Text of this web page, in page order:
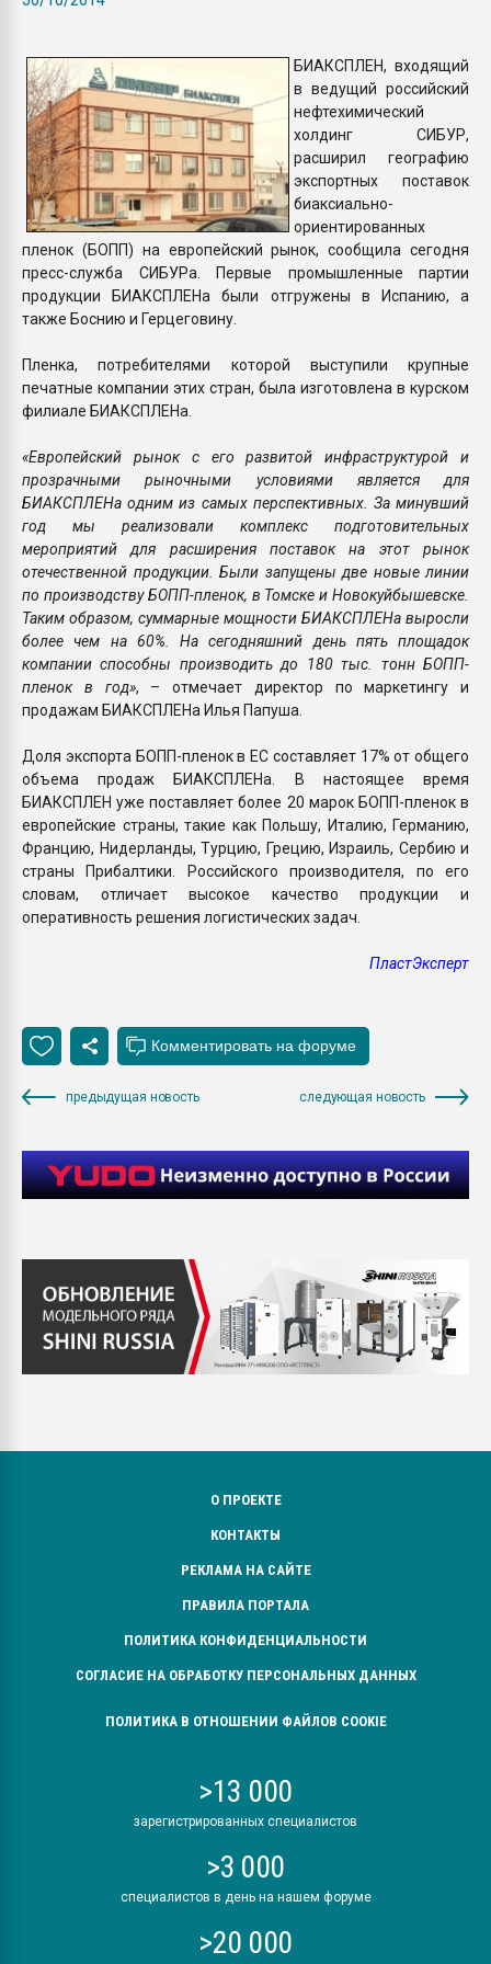
ПЕРЕЙТИ НА
БИАКСПЛЕН, входящий
в ведущий российский
нефтехимический
холдинг СИБУР,
расширил географию
экспортных поставок
биаксиально-
ориентированных
пленок (БОПП) на европейский рынок, сообщила сегодня
пресс-служба СИБУРа. Первые промышленные партии
продукции БИАКСПЛЕНа были отгружены в Испанию, а
также Боснию и Герцеговину.
Пленка, потребителями которой выступили крупные
печатные компании этих стран, была изготовлена в курском
филиале БИАКСПЛЕНа.
«Европейский рынок с его развитой инфраструктурой и
прозрачными рыночными условиями является для
БИАКСПЛЕНа одним из самых перспективных. За минувший
год мы реализовали комплекс подготовительных
мероприятий для расширения поставок на этот рынок
отечественной продукции. Были запущены две новые линии
по производству БОПП-пленок, в Томске и Новокуйбышевске.
Таким образом, суммарные мощности БИАКСПЛЕНа выросли
более чем на 60%. На сегодняшний день пять площадок
компании способны производить до 180 тыс. тонн БОПП-
пленок в год», – отмечает директор по маркетингу и
продажам БИАКСПЛЕНа Илья Папуша.
Доля экспорта БОПП-пленок в ЕС составляет 17% от общего
объема продаж БИАКСПЛЕНа. В настоящее время
БИАКСПЛЕН уже поставляет более 20 марок БОПП-пленок в
европейские страны, такие как Польшу, Италию, Германию,
Францию, Нидерланды, Турцию, Грецию, Израиль, Сербию и
страны Прибалтики. Российского производителя, по его
словам, отличает высокое качество продукции и
оперативность решения логистических задач.
ПластЭксперт
предыдущая новость следующая новость
О ПРОЕКТЕ
КОНТАКТЫ
РЕКЛАМА НА САЙТЕ
ПРАВИЛА ПОРТАЛА
ПОЛИТИКА КОНФИДЕНЦИАЛЬНОСТИ
СОГЛАСИЕ НА ОБРАБОТКУ ПЕРСОНАЛЬНЫХ ДАННЫХ
ПОЛИТИКА В ОТНОШЕНИИ ФАЙЛОВ COOKIE
>13 000
зарегистрированных специалистов
>3 000
специалистов в день на нашем форуме
>20 000